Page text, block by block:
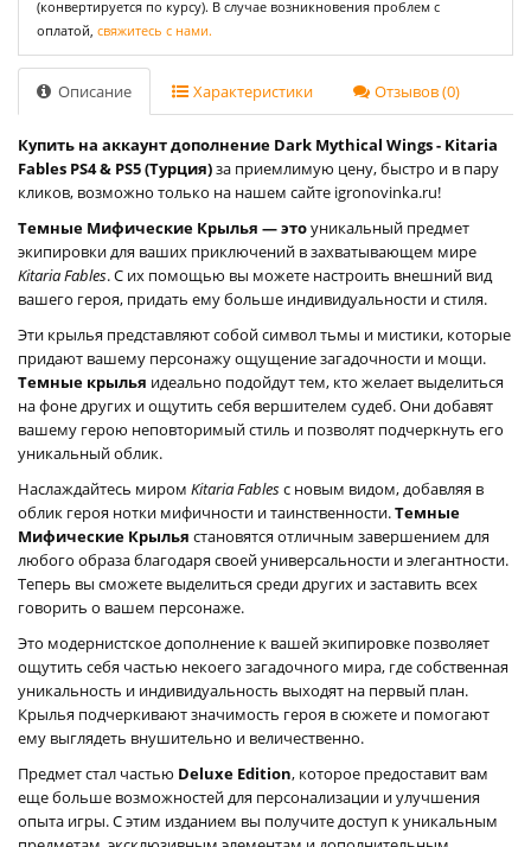
(конвертируется по курсу). В случае возникновения проблем с
оплатой, свяжитесь с нами.
Описание Характеристики Отзывов (0)
Купить на аккаунт дополнение Dark Mythical Wings - Kitaria
Fables PS4 & PS5 (Турция)за приемлимую цену, быстро и в пару
кликов, возможно только на нашем сайте igronovinka.ru!
Темные Мифические Крылья — этоуникальный предмет
экипировки для ваших приключений в захватывающем мире
Kitaria Fables. С их помощью вы можете настроить внешний вид
вашего героя, придать ему больше индивидуальности и стиля.
Эти крылья представляют собой символ тьмы и мистики, которые
придают вашему персонажу ощущение загадочности и мощи.
Темные крылья идеально подойдут тем, кто желает выделиться
на фоне других и ощутить себя вершителем судеб. Они добавят
вашему герою неповторимый стиль и позволят подчеркнуть его
уникальный облик.
Наслаждайтесь миром Kitaria Fablesс новым видом, добавляя в
облик героя нотки мифичности и таинственности.Темные
Мифические Крылья становятся отличным завершением для
любого образа благодаря своей универсальности и элегантности.
Теперь вы сможете выделиться среди других и заставить всех
говорить о вашем персонаже.
Это модернистское дополнение к вашей экипировке позволяет
ощутить себя частью некоего загадочного мира, где собственная
уникальность и индивидуальность выходят на первый план.
Крылья подчеркивают значимость героя в сюжете и помогают
ему выглядеть внушительно и величественно.
Предмет стал частью Deluxe Edition, которое предоставит вам
еще больше возможностей для персонализации и улучшения
опыта игры. С этим изданием вы получите доступ к уникальным